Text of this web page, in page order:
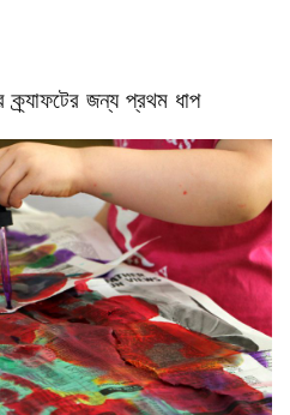
ক্র্যাফটের জন্য প্রথম ধাপ